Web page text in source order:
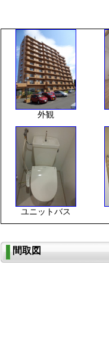
外観
ユニットバス
間取図